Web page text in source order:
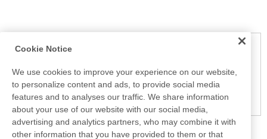
Notice
may be different from the information at other medias.
Please be forewarned.
Cookie Notice
We use cookies to improve your experience on our website,
to personalize content and ads, to provide social media
features and to analyses our traffic. We share information
about your use of our website with our social media,
advertising and analytics partners, who may combine it with
other information that you have provided to them or that